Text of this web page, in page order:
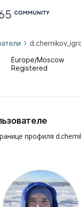
Europe/Moscow
Registered
профиля